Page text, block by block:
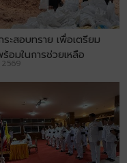
ะสอบทราย เพื่อเตรียม
อมในการช่วยเหลือ
น
2569